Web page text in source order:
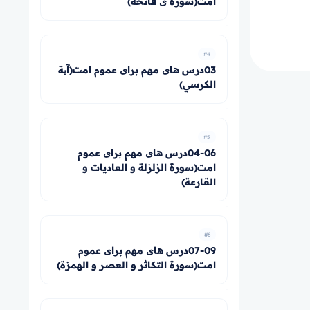
#4
03درس های مهم برای عموم امت(آیة
الكرسي)
#5
04-06درس های مهم برای عموم
امت(سورة الزلزلة و العاديات و
القارعة)
#6
07-09درس های مهم برای عموم
امت(سورة التكاثر و العصر و الهمزة)